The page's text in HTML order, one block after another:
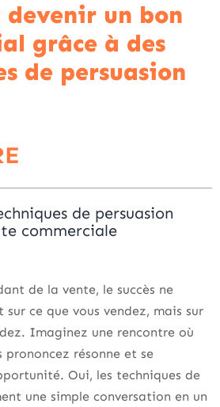
devenir un bon
grâce à des
de persuasion
de persuasion
commerciale
de la vente, le succès ne
sur ce que vous vendez, mais sur
Imaginez une rencontre où
résonne et se
Oui, les techniques de
une simple conversation en un